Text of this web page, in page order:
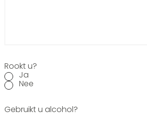
Rookt u?
Ja
Nee
Gebruikt u alcohol?